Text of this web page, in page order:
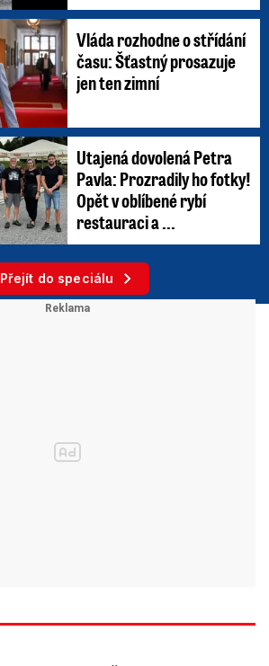
Vláda rozhodne o střídání
času: Šťastný prosazuje
jen ten zimní
Utajená dovolená Petra
Pavla: Prozradily ho fotky!
Opět v oblíbené rybí
restauraci a ...
Přejít do speciálu